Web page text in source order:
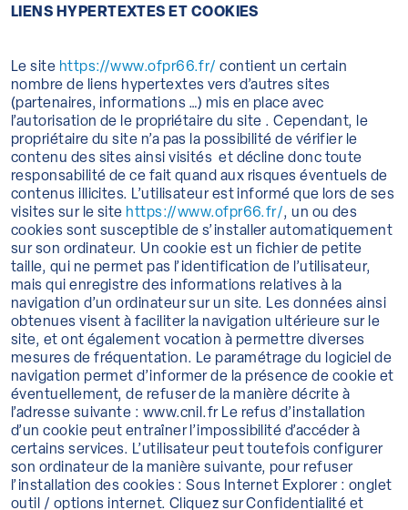
LIENS HYPERTEXTES ET COOKIES
Le site https://www.ofpr66.fr/ contient un certain
nombre de liens hypertextes vers d’autres sites
(partenaires, informations …) mis en place avec
l’autorisation de le propriétaire du site . Cependant, le
propriétaire du site n’a pas la possibilité de vérifier le
contenu des sites ainsi visités et décline donc toute
responsabilité de ce fait quand aux risques éventuels de
contenus illicites. L’utilisateur est informé que lors de ses
visites sur le site https://www.ofpr66.fr/, un ou des
cookies sont susceptible de s’installer automatiquement
sur son ordinateur. Un cookie est un fichier de petite
taille, qui ne permet pas l’identification de l’utilisateur,
mais qui enregistre des informations relatives à la
navigation d’un ordinateur sur un site. Les données ainsi
obtenues visent à faciliter la navigation ultérieure sur le
site, et ont également vocation à permettre diverses
mesures de fréquentation. Le paramétrage du logiciel de
navigation permet d’informer de la présence de cookie et
éventuellement, de refuser de la manière décrite à
l’adresse suivante : www.cnil.fr Le refus d’installation
d’un cookie peut entraîner l’impossibilité d’accéder à
certains services. L’utilisateur peut toutefois configurer
son ordinateur de la manière suivante, pour refuser
l’installation des cookies : Sous Internet Explorer : onglet
outil / options internet. Cliquez sur Confidentialité et